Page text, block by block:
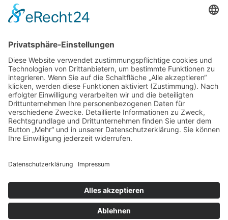
InnCare - Tagespflege und Kurzzeitpflege
InnCare Haag i. OB
Folgen Sie uns auf
Vinzenz-von-Paul-Straße 10